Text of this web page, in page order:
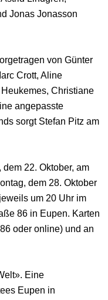
Jonas Jonasson
von Günter
Crott, Aline
Christiane
angepasste
sorgt Stefan Pitz am
22. Oktober, am
dem 28. Oktober
um 20 Uhr im
86 in Eupen. Karten
oder online) und an
Eine
Eupen in